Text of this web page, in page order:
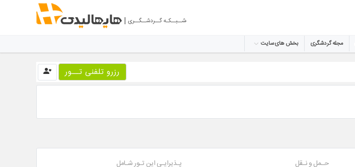
مجله گردشگری بخش های سایت
رزرو تلفنی تــور
حـمل و نـقل پـذیرایـی این تـور شـامل